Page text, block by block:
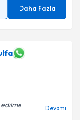
Daha Fazla
edilme
Devamı